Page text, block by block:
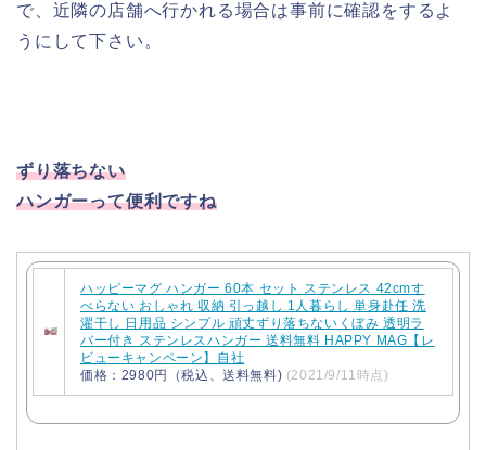
で、近隣の店舗へ行かれる場合は事前に確認をするよ
うにして下さい。
ずり落ちない
ハンガーって便利ですね
ハッピーマグ ハンガー 60本 セット ステンレス 42cmす
べらない おしゃれ 収納 引っ越し 1人暮らし 単身赴任 洗
濯干し 日用品 シンプル 頑丈ずり落ちないくぼみ 透明ラ
バー付き ステンレスハンガー 送料無料 HAPPY MAG【レ
ビューキャンペーン】自社
価格：2980円（税込、送料無料) (2021/9/11時点)